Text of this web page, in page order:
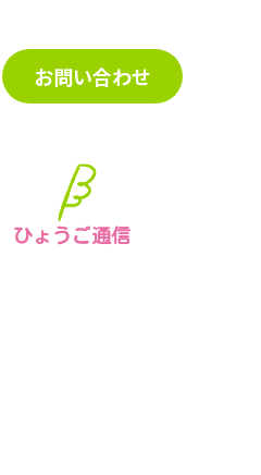
お問い合わせ
ひょうご通信